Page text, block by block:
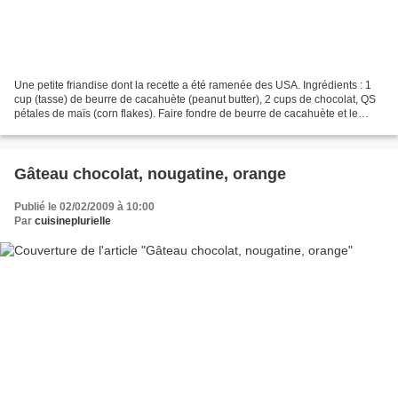
Une petite friandise dont la recette a été ramenée des USA. Ingrédients : 1
cup (tasse) de beurre de cacahuète (peanut butter), 2 cups de chocolat, QS
pétales de maïs (corn flakes). Faire fondre de beurre de cacahuète et le
Gâteau chocolat, nougatine, orange
Publié le 02/02/2009 à 10:00
Par cuisineplurielle